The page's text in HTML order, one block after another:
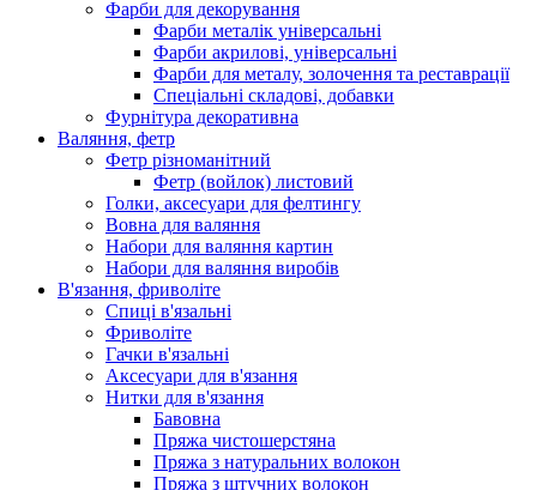
Фарби для декорування
Фарби металік універсальні
Фарби акрилові, універсальні
Фарби для металу, золочення та реставрації
Спеціальні складові, добавки
Фурнітура декоративна
Валяння, фетр
Фетр різноманітний
Фетр (войлок) листовий
Голки, аксесуари для фелтингу
Вовна для валяння
Набори для валяння картин
Набори для валяння виробів
В'язання, фриволіте
Спиці в'язальні
Фриволіте
Гачки в'язальні
Аксесуари для в'язання
Нитки для в'язання
Бавовна
Пряжа чистошерстяна
Пряжа з натуральних волокон
Пряжа з штучних волокон